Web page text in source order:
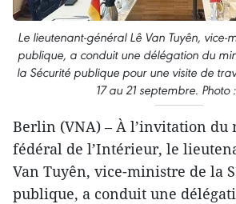
Le lieutenant-général Lê Van Tuyên, vice-
publique, a conduit une délégation du
la Sécurité publique pour une visite de
17 au 21 septembre. Photo
Berlin (VNA) – À l’invitation du
fédéral de l’Intérieur, le
Van Tuyên, vice-ministre de la
publique, a conduit une